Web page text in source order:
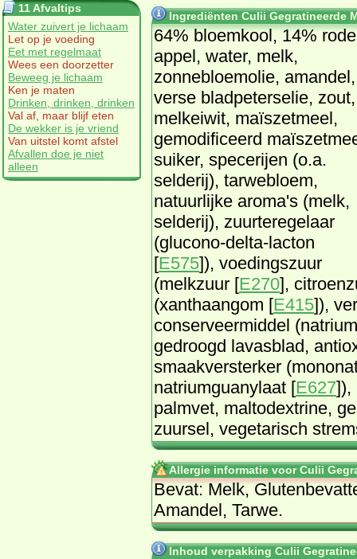
11 Afvaltips
Water zuivert je lichaam
Let op je voeding
Eet met regelmaat
Wees een doorzetter
Beweeg je lichaam
Ken je maten
Drinken, drinken, drinken
Val af, maar blijf eten
De wekker is je vriend
Van uitstel komt afstel
Afvallen doe je niet
alleen
Ingrediënten Culii Gegratineerde
64% bloemkool, 14% rode
appel, water, melk,
zonnebloemolie, amandel,
verse bladpeterselie, zout,
melkeiwit, maïszetmeel,
gemodificeerd
suiker, specerijen (o.a.
selderij), tarwebloem,
natuurlijke aroma's (melk,
selderij), zuurteregelaar
(glucono-delta-lacton
[E575]), voedingszuur
(melkzuur [E270],
(xanthaangom [E415]),
conserveermiddel
gedroogd lavasblad,
smaakversterker
natriumguanylaat [E627]),
palmvet, maltodextrine,
zuursel, vegetarisch
Allergie informatie voor Culii
Bevat: Melk,
Amandel, Tarwe.
Inhoud verpakking Culii